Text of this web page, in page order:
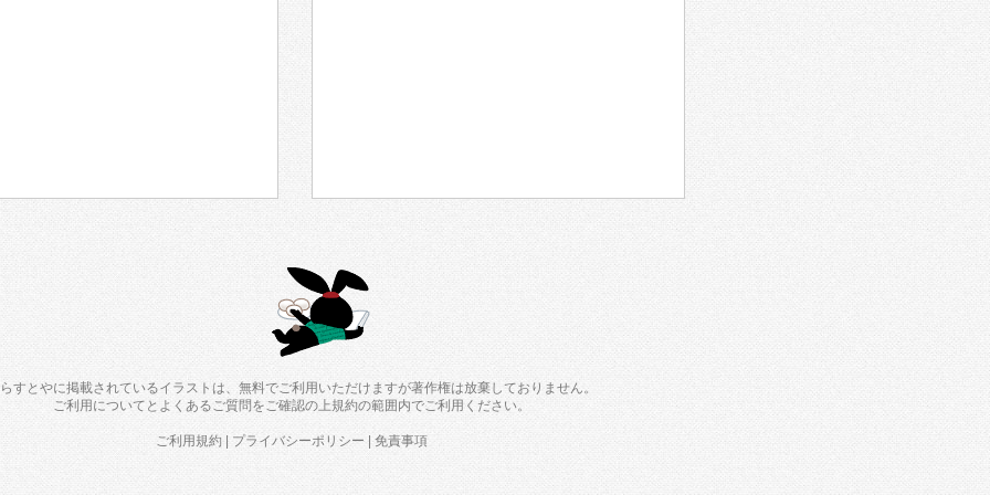
すとやに掲載されているイラストは、無料でご利用いただけますが著作権は放棄しておりません。
ご利用について と よくあるご質問をご確認の上規約の範囲内でご利用ください。
ご利用規約 | プライバシーポリシー |免責事項